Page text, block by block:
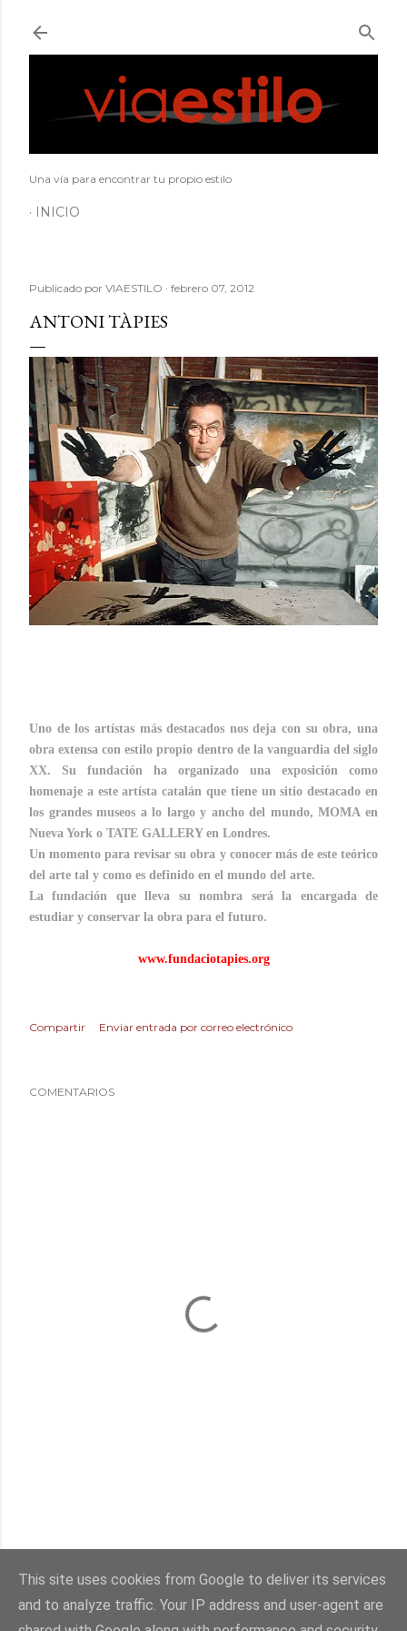
Una vía para encontrar tu propio estilo
INICIO
Publicado por VIAESTILO febrero 07, 2012
ANTONI TÀPIES
Uno de los artístas más destacados nos deja con su obra, una
obra extensa con estilo propio dentro de la vanguardia del siglo
XX. Su fundación ha organizado una exposición como
homenaje a este artísta catalán que tiene un sitio destacado en
los grandes museos a lo largo y ancho del mundo, MOMA en
Nueva York o TATE GALLERY en Londres.
Un momento para revisar su obra y conocer más de este teórico
del arte tal y como es definido en el mundo del arte.
La fundación que lleva su nombra será la encargada de
estudiar y conservar la obra para el futuro.
www.fundaciotapies.org
Compartir Enviar entrada por correo electrónico
COMENTARIOS
Con la tecnología de Blogger
This site uses cookies from Google to deliver its services
and to analyze traffic. Your IP address and user-agent are